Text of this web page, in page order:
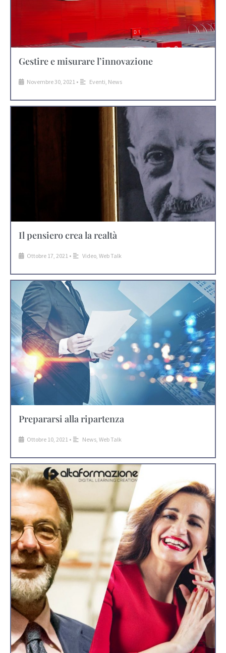
Gestire e misurare l’innovazione
Novembre 30, 2021 • Eventi, News
Il pensiero crea la realtà
Ottobre 17, 2021 • Video, Web Talk
Prepararsi alla ripartenza
Ottobre 10, 2021 • News Web Talk